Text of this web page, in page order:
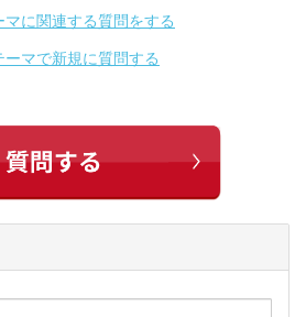
マに関連する質問をする
ーマで新規に質問する